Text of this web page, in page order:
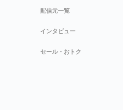
配信元一覧
インタビュー
セール・おトク